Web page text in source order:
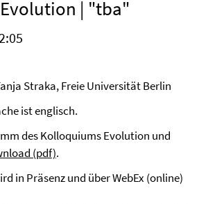
| "tba"
Straka, Freie Universität Berlin
ist englisch.
des Kolloquiums Evolution und
(pdf).
in Präsenz und über WebEx (online)